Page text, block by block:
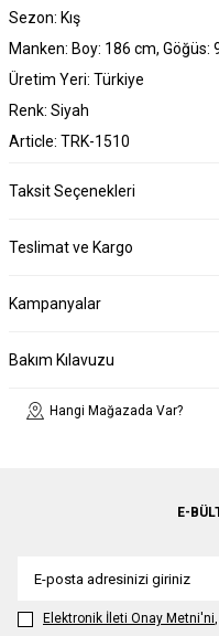
Sezon: Kış
Manken: Boy: 186 cm, Göğüs:
Üretim Yeri: Türkiye
Renk: Siyah
Article: TRK-1510
Taksit Seçenekleri
Teslimat ve Kargo
Kampanyalar
Bakım Kılavuzu
Hangi Mağazada Var?
E-
Elektronik İleti Onay Metni'ni